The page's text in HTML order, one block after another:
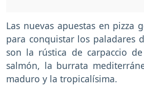
Las nuevas apuestas en pizza
para conquistar los paladares
son la rústica de carpaccio
salmón, la burrata
maduro y la tropicalísima.